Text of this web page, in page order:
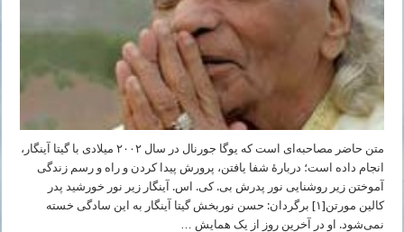
متن حاضر مصاحبه‌ای است که یوگا جورنال در سال ۲۰۰۲ میلادی با گیتا آینگار،
انجام داده است؛ دربارۀ شفا یافتن، پرورش پیدا کردن و راه و رسم زندگی
آموختن زیر روشنایی نور پدرش بی. کی. اس. آینگار زیر نور خورشید پدر
کالین مورتن[۱] برگردان: حسن نوربخش گیتا آینگار به این سادگی خسته
نمی‌شود. او در آخرین روز از یک همایش …